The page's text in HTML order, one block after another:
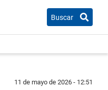
Buscar
11 de mayo de 2026 - 12:51